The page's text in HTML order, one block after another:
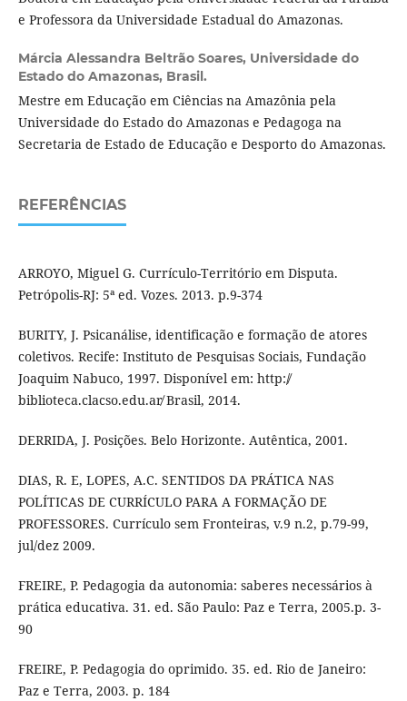
e Professora da Universidade Estadual do Amazonas.
Márcia Alessandra Beltrão Soares, Universidade do
Estado do Amazonas, Brasil.
Mestre em Educação em Ciências na Amazônia pela
Universidade do Estado do Amazonas e Pedagoga na
Secretaria de Estado de Educação e Desporto do Amazonas.
REFERÊNCIAS
ARROYO, Miguel G. Currículo-Território em Disputa.
Petrópolis-RJ: 5ª ed. Vozes. 2013. p.9-374
BURITY, J. Psicanálise, identificação e formação de atores
coletivos. Recife: Instituto de Pesquisas Sociais, Fundação
Joaquim Nabuco, 1997. Disponível em: http:/̸
biblioteca.clacso.edu.ar̸ Brasil, 2014.
DERRIDA, J. Posições. Belo Horizonte. Autêntica, 2001.
DIAS, R. E, LOPES, A.C. SENTIDOS DA PRÁTICA NAS
POLÍTICAS DE CURRÍCULO PARA A FORMAÇÃO DE
PROFESSORES. Currículo sem Fronteiras, v.9 n.2, p.79-99,
jul/dez 2009.
FREIRE, P. Pedagogia da autonomia: saberes necessários à
prática educativa. 31. ed. São Paulo: Paz e Terra, 2005.p. 3-
90
FREIRE, P. Pedagogia do oprimido. 35. ed. Rio de Janeiro:
Paz e Terra, 2003. p. 184